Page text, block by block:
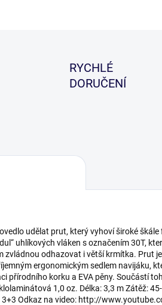
RYCHLÉ
DORUČENÍ
udělat prut, který vyhoví široké
uhlíkových vláken s označením 30T,
zvládnou odhazovat i větší krmítka. Prut
ergonomickým sedlem navijáku,
přírodního korku a EVA pěny. Součástí
1,0 oz. Délka: 3,3 m Zátěž:
Odkaz na video: http://